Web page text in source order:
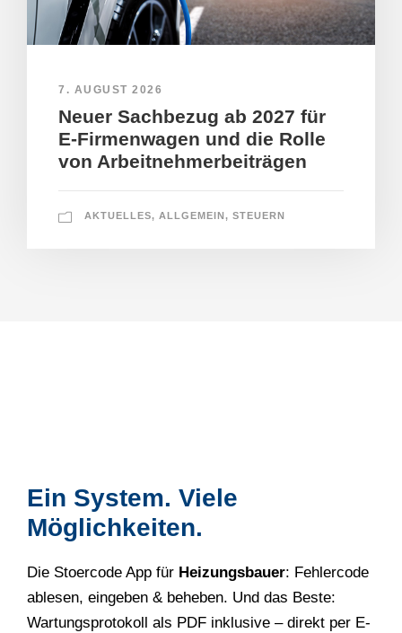
7. AUGUST 2026
Neuer Sachbezug ab 2027 für
E-Firmenwagen und die Rolle
von Arbeitnehmerbeiträgen
AKTUELLES, ALLGEMEIN , STEUERN
Ein System. Viele
Möglichkeiten.
Die Stoercode App für Heizungsbauer: Fehlercode
ablesen, eingeben & beheben. Und das Beste:
Wartungsprotokoll als PDF inklusive – direkt per E-